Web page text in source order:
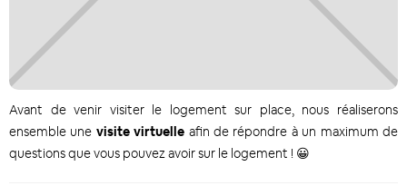
Avant de venir visiter le logement sur place, nous réaliserons
ensemble une visite virtuelle afin de répondre à un maximum de
questions que vous pouvez avoir sur le logement ! 😀